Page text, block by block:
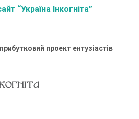
“Україна Інкогніта”
проект ентузіастів